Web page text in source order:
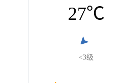
27℃
<3级